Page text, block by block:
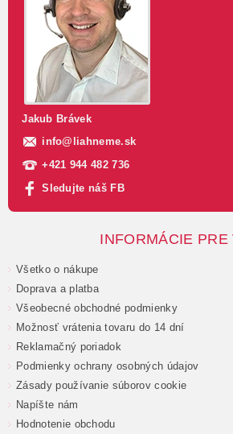
Jakub Brávek
info@ liahneme.sk
+421 944 482 736
Sledujte náš FB
INFORMÁCIE PRE
Všetko o nákupe
Doprava a platba
Všeobecné obchodné podmienky
Možnosť vrátenia tovaru do 14 dní
Reklamačný poriadok
Podmienky ochrany osobných údajov
Zásady používanie súborov cookie
Napíšte nám
Hodnotenie obchodu